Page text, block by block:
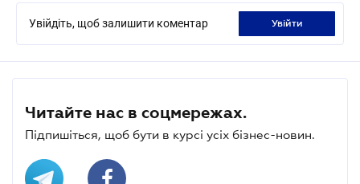
Увійдіть, щоб залишити коментар увійти
Читайте нас в соцмережах.
Підпишіться, щоб бути в курсі усіх бізнес-новин.